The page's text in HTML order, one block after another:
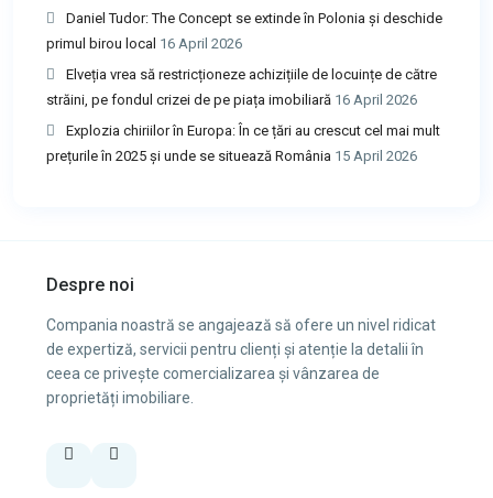
Daniel Tudor: The Concept se extinde în Polonia și deschide
primul birou local 16 April 2026
Elveția vrea să restricționeze achizițiile de locuințe de către
străini, pe fondul crizei de pe piața imobiliară 16 April 2026
Explozia chiriilor în Europa: În ce țări au crescut cel mai mult
prețurile în 2025 și unde se situează România 15 April 2026
Despre noi
Compania noastră se angajează să ofere un nivel ridicat
de expertiză, servicii pentru clienți și atenție la detalii în
ceea ce privește comercializarea și vânzarea de
proprietăți imobiliare.